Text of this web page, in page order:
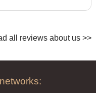
all reviews about us >>